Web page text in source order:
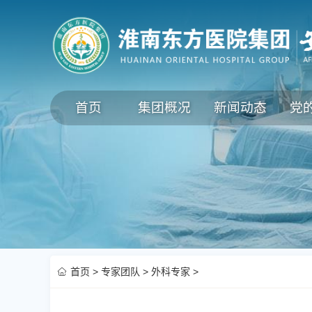
首页 集团概况 新闻动态 党
首页 > 专家团队 > 外科专家 >